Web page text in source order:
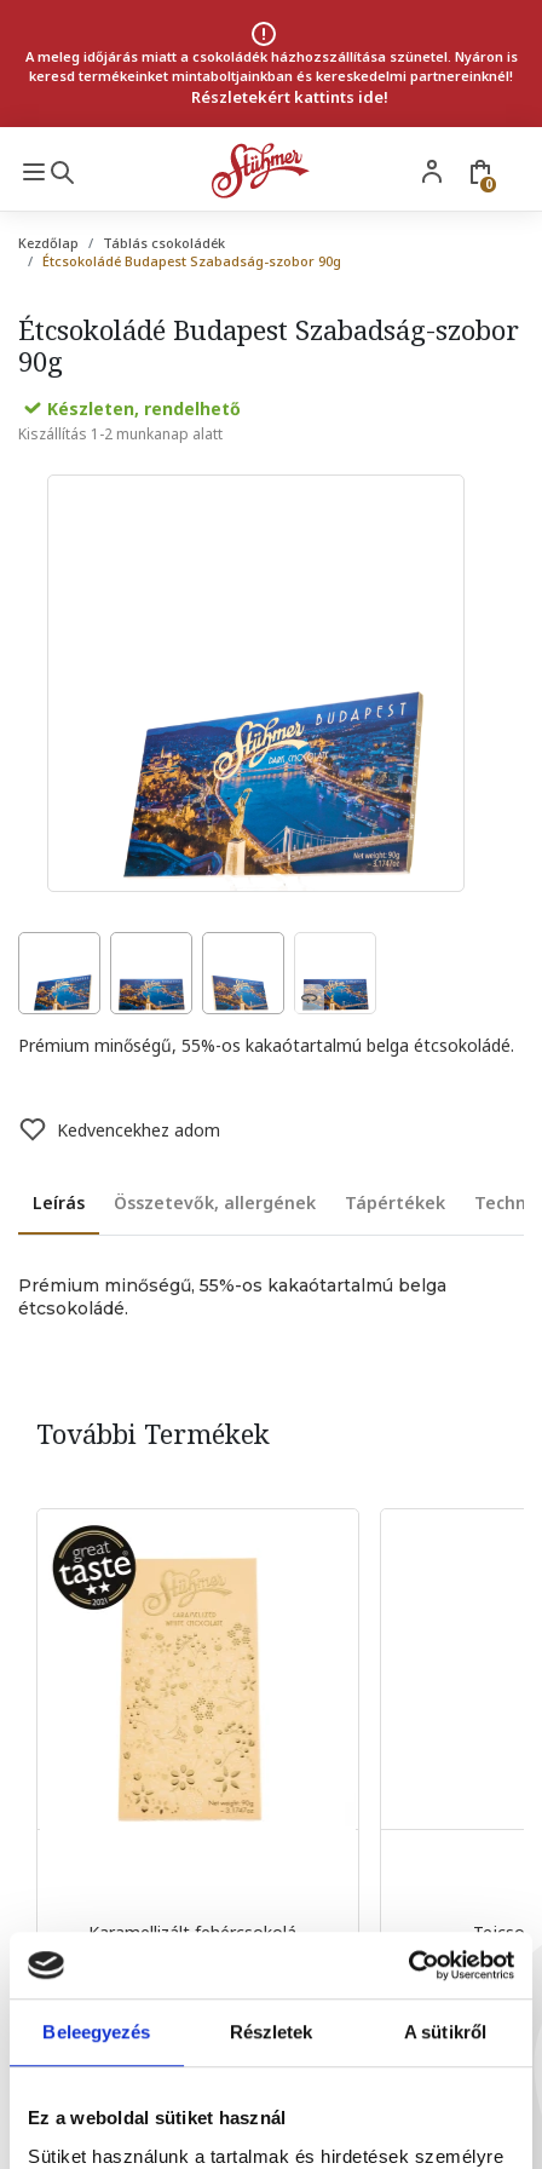
Beleegyezés Részletek A sütikről
Ez a weboldal sütiket használ
Sütiket használunk a tartalmak és hirdetések személyre
A meleg időjárás miatt a csokoládék házhozszállítása szünetel. Nyáron is
keresd termékeinket mintaboltjainkban és kereskedelmi partnereinknél!
Részletekért kattints ide!
0
Kezdőlap
Táblás csokoládék
Étcsokoládé Budapest Szabadság-szobor 90g
Étcsokoládé Budapest Szabadság-szobor
90g
Készleten, rendelhető
Kiszállítás 1-2 munkanap alatt
Prémium minőségű, 55%-os kakaótartalmú belga étcsokoládé.
Kedvencekhez adom
Leírás Összetevők, allergének Tápértékek
Prémium minőségű, 55%-os kakaótartalmú belga
étcsokoládé.
További Termékek
Karamellizált fehércsokolá...